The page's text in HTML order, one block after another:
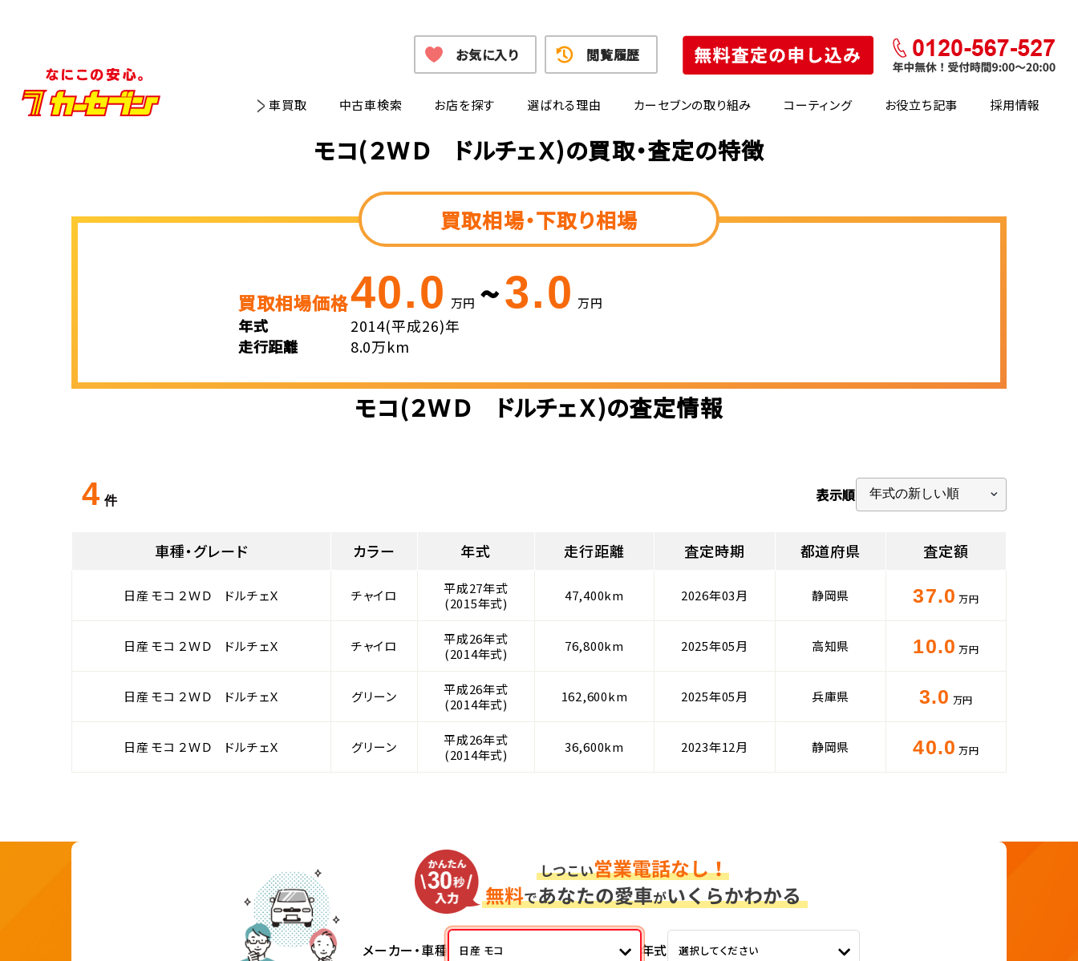
車買取 中古車検索 お店を探す 選ばれる理由 カーセブンの取り組み コーティング お役立ち記事 採用情報
お気に入り 閲覧履歴
モコ(２ＷＤ ドルチェＸ)の買取・査定の特徴
買取相場・下取り相場
買取相場価格40.0 万円 ~3.0 万円
年式
2014(平成26)年
走行距離
8.0万km
モコ(２ＷＤ ドルチェＸ)の査定情報
4 件 表示順
車種・グレード カラー 年式 走行距離 査定時期 都道府県 査定額
日産 モコ ２ＷＤ ドルチェＸ チャイロ
平成27年式
(2015年式)
47,400km 2026年03月 静岡県 37.0 万円
日産 モコ ２ＷＤ ドルチェＸ チャイロ
平成26年式
(2014年式)
76,800km 2025年05月 高知県 10.0 万円
日産 モコ ２ＷＤ ドルチェＸ グリーン
平成26年式
(2014年式)
162,600km 2025年05月 兵庫県 3.0 万円
日産 モコ ２ＷＤ ドルチェＸ グリーン
平成26年式
(2014年式)
36,600km 2023年12月 静岡県 40.0 万円
メーカー・車種 日産 モコ 年式 選択してください